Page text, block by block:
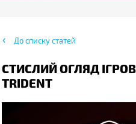
До списку статей
СТИСЛИЙ ОГЛЯД
TRIDENT